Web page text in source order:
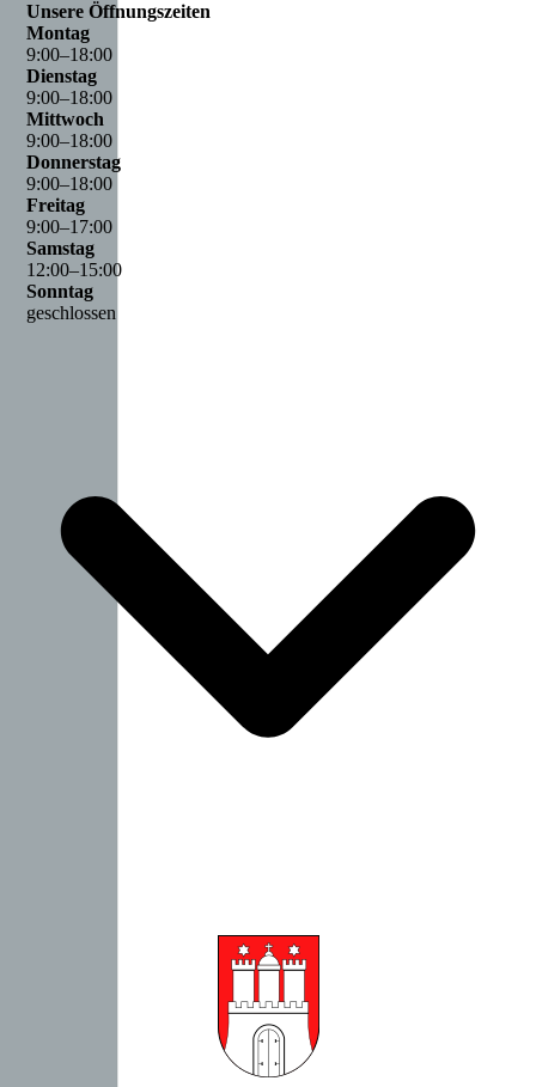
Unsere Öffnungszeiten
Montag
9:00–18:00
Dienstag
9:00–18:00
Mittwoch
9:00–18:00
Donnerstag
9:00–18:00
Freitag
9:00–17:00
Samstag
12:00–15:00
Sonntag
geschlossen